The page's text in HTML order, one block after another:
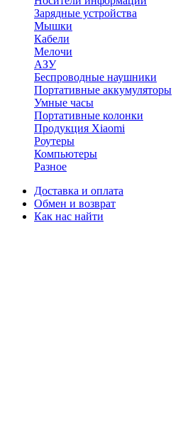
Зарядные устройства
Мышки
Кабели
Мелочи
АЗУ
Беспроводные наушники
Портативные аккумуляторы
Умные часы
Портативные колонки
Продукция Xiaomi
Роутеры
Компьютеры
Разное
Доставка и оплата
Обмен и возврат
Как нас найти